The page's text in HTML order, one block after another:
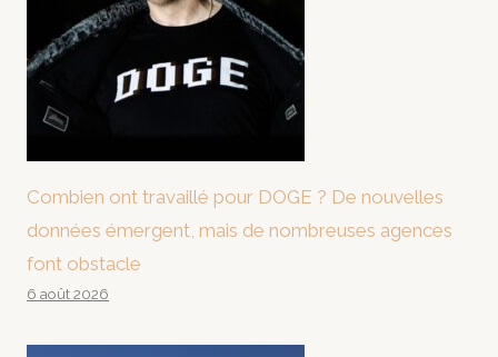
Combien ont travaillé pour DOGE ? De nouvelles
données émergent, mais de nombreuses agences
font obstacle
6 août 2026